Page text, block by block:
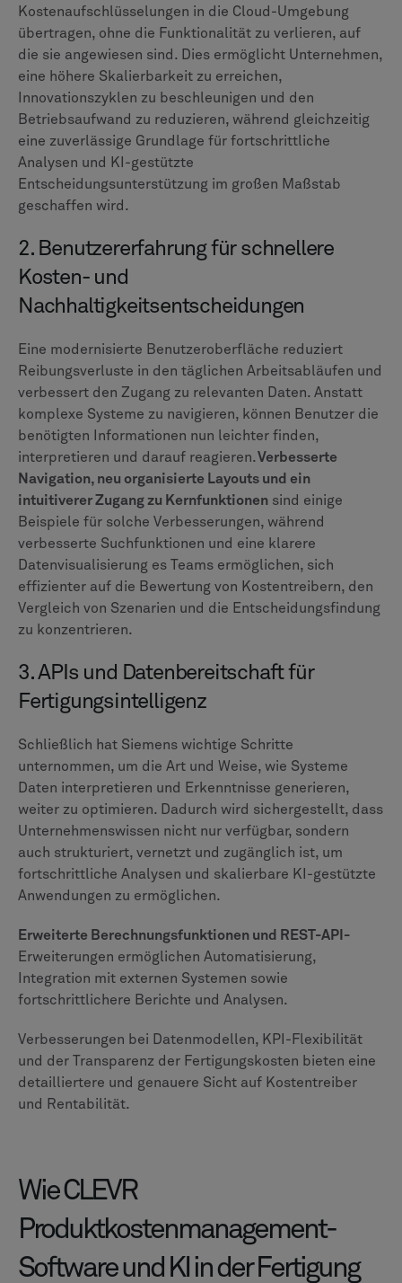
Kostenaufschlüsselungen in die Cloud-Umgebung
übertragen, ohne die Funktionalität zu verlieren, auf
die sie angewiesen sind. Dies ermöglicht Unternehmen,
eine höhere Skalierbarkeit zu erreichen,
Innovationszyklen zu beschleunigen und den
Betriebsaufwand zu reduzieren, während gleichzeitig
eine zuverlässige Grundlage für fortschrittliche
Analysen und KI-gestützte
Entscheidungsunterstützung im großen Maßstab
geschaffen wird.
2. Benutzererfahrung für schnellere
Kosten- und
Nachhaltigkeitsentscheidungen
Eine modernisierte Benutzeroberfläche reduziert
Reibungsverluste in den täglichen Arbeitsabläufen und
verbessert den Zugang zu relevanten Daten. Anstatt
komplexe Systeme zu navigieren, können Benutzer die
benötigten Informationen nun leichter finden,
interpretieren und darauf reagieren.Verbesserte
Navigation, neu organisierte Layouts und ein
intuitiverer Zugang zu Kernfunktionen sind einige
Beispiele für solche Verbesserungen, während
verbesserte Suchfunktionen und eine klarere
Datenvisualisierung es Teams ermöglichen, sich
effizienter auf die Bewertung von Kostentreibern, den
Vergleich von Szenarien und die Entscheidungsfindung
zu konzentrieren.
3. APIs und Datenbereitschaft für
Fertigungsintelligenz
Schließlich hat Siemens wichtige Schritte
unternommen, um die Art und Weise, wie Systeme
Daten interpretieren und Erkenntnisse generieren,
weiter zu optimieren. Dadurch wird sichergestellt, dass
Unternehmenswissen nicht nur verfügbar, sondern
auch strukturiert, vernetzt und zugänglich ist, um
fortschrittliche Analysen und skalierbare KI-gestützte
Anwendungen zu ermöglichen.
Erweiterte Berechnungsfunktionen und REST-API-
Erweiterungen ermöglichen Automatisierung,
Integration mit externen Systemen sowie
fortschrittlichere Berichte und Analysen.
Verbesserungen bei Datenmodellen, KPI-Flexibilität
und der Transparenz der Fertigungskosten bieten eine
detailliertere und genauere Sicht auf Kostentreiber
und Rentabilität.
Wie CLEVR
Produktkostenmanagement-
Software und KI in der Fertigung